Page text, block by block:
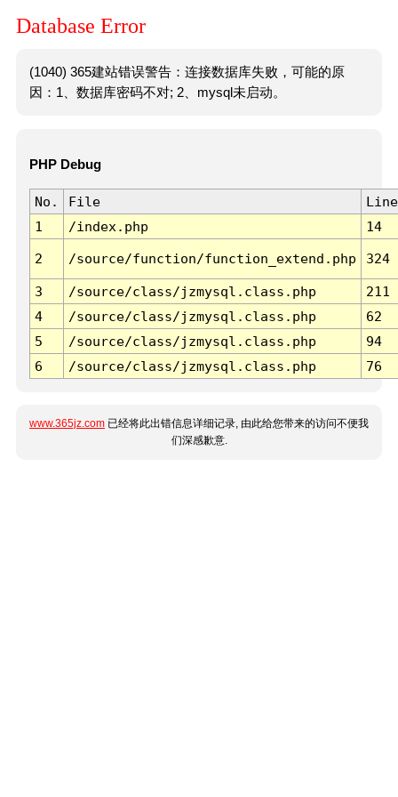
Database Error
(1040) 365建站错误警告：连接数据库失败，可能的原
因：1、数据库密码不对; 2、mysql未启动。
PHP Debug
No. File
Line
1
/index.php 14
2 /source/function/function_extend.php 324
3 /source/class/jzmysql.class.php
211
4
/source/class/jzmysql.class.php
62
5
/source/class/jzmysql.class.php
94
6
/source/class/jzmysql.class.php 76
www.365jz.com 已经将此出错信息详细记录, 由此给您带来的访问不便我
们深感歉意.